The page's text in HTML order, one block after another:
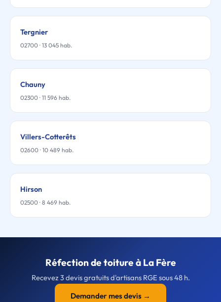
Tergnier
02700 · 13 045 hab.
Chauny
02300 · 11 596 hab.
Villers-Cotterêts
02600 · 10 489 hab.
Hirson
02500 · 8 469 hab.
Réfection de toiture à La Fère
Recevez 3 devis gratuits d'artisans RGE sous 48 h.
Demander mes devis →